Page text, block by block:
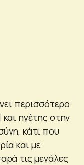
περισσότερο
ηγέτης στην
κάτι που
και με
τις μεγάλες